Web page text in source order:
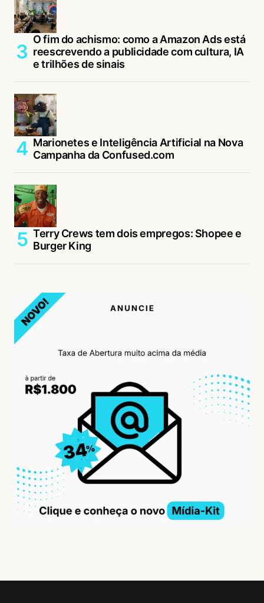
O fim do achismo: como a Amazon Ads está
reescrevendo a publicidade com cultura, IA
e trilhões de sinais
Marionetes e Inteligência Artificial na Nova
Campanha da Confused.com
Terry Crews tem dois empregos: Shopee e
Burger King